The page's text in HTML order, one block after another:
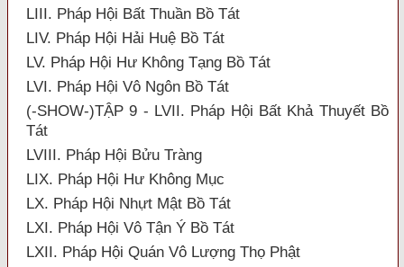
LIII. Pháp Hội Bất Thuần Bồ Tát
LIV. Pháp Hội Hải Huệ Bồ Tát
LV. Pháp Hội Hư Không Tạng Bồ Tát
LVI. Pháp Hội Vô Ngôn Bồ Tát
(-SHOW-)TẬP 9 - LVII. Pháp Hội Bất Khả Thuyết Bồ
Tát
LVIII. Pháp Hội Bửu Tràng
LIX. Pháp Hội Hư Không Mục
LX. Pháp Hội Nhựt Mật Bồ Tát
LXI. Pháp Hội Vô Tận Ý Bồ Tát
LXII. Pháp Hội Quán Vô Lượng Thọ Phật